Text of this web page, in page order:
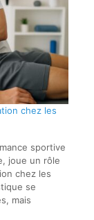
chez les
sportive
joue un rôle
chez les
se
mais